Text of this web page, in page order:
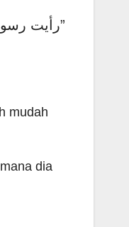
“رأيت رسول الله صلى الله عليه وسلم إذا سجد وضع ركبتيه قبل يديه، وإذا نهض رفع يديه قبل ركبتيه”
mudah
dia